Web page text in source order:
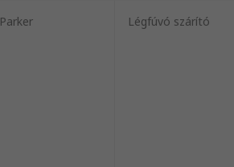
Parker Légfúvó szárító